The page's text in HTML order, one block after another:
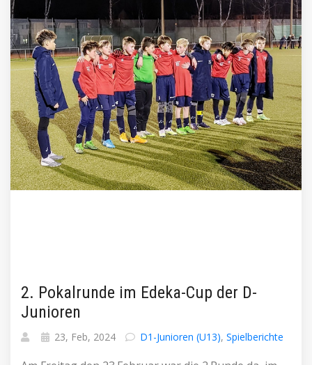
2. Pokalrunde im Edeka-Cup der D-
Junioren
23, Feb, 2024 D1-Junioren (U13), Spielberichte